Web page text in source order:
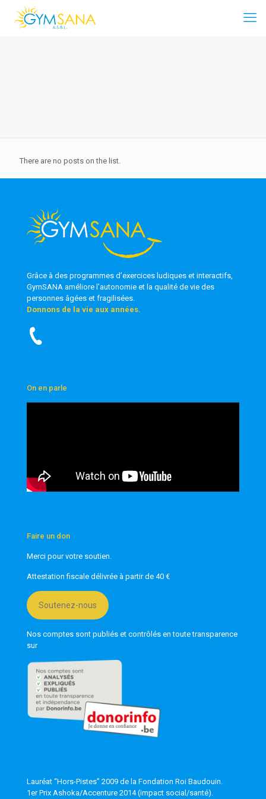
There are no posts on the list.
Grâce à des programmes d’exercices ludiques et interactifs,
GymSANA améliore l’autonomie et la qualité de vie des
personnes âgées et fragilisées.
Donnons de la vie aux années.
On en parle
Faire un don
Merci pour votre soutien.
Attestation fiscale délivrée à partir de 40 €
Soutenez-nous
Nos comptes sont publiés et contrôlés en toute transparence
sur
Lauréat “Hors-Pistes” 2009 de la Fondation Roi Baudouin.
1er Prix Ashoka/Accenture 2014 (impact social/santé).